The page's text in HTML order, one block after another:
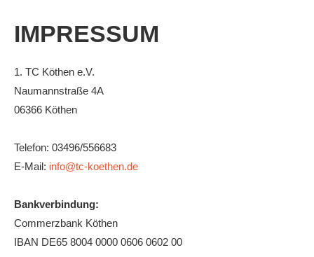
Das Clubhaus
Mitgliedschaft
Bespannungsservice
Die Geschichte
Die Sponsoren
Die Fotos
IMPRESSUM
1. TC Köthen e.V.
Naumannstraße 4A
06366 Köthen
Telefon: 03496/556683
E-Mail: info@tc-koethen.de
Bankverbindung:
Commerzbank Köthen
IBAN DE65 8004 0000 0606 0602 00